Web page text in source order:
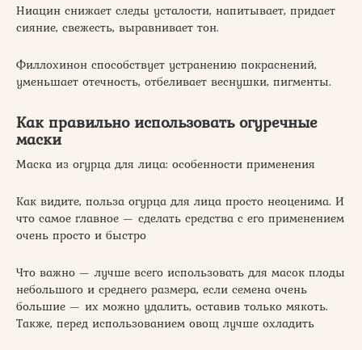
Ниацин снижает следы усталости, напитывает, придает
сияние, свежесть, выравнивает тон.
Филлохинон способствует устранению покраснений,
уменьшает отечность, отбеливает веснушки, пигменты.
Как правильно использовать огуречные
маски
Маска из огурца для лица: особенности применения
Как видите, польза огурца для лица просто неоценима. И
что самое главное — сделать средства с его применением
очень просто и быстро
Что важно — лучше всего использовать для масок плоды
небольшого и среднего размера, если семена очень
большие — их можно удалить, оставив только мякоть.
Также, перед использованием овощ лучше охладить